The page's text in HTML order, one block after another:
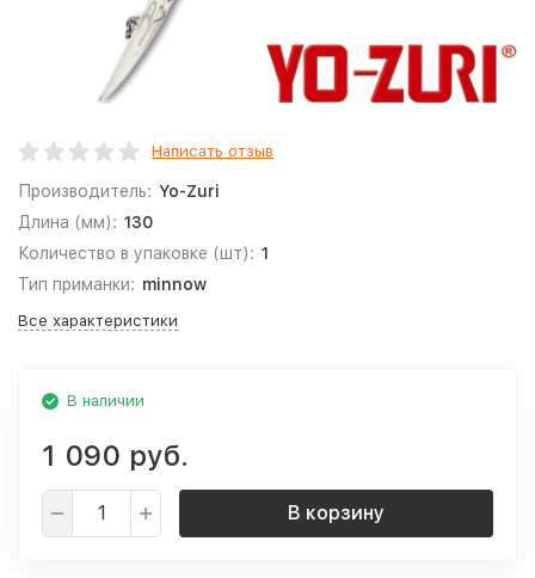
Написать отзыв
Производитель: Yo-Zuri
Длина (мм): 130
Количество в упаковке (шт): 1
Тип приманки: minnow
Все характеристики
В наличии
1 090 руб.
В корзину